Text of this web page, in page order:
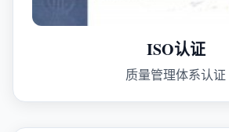
ISO认证
质量管理体系认证